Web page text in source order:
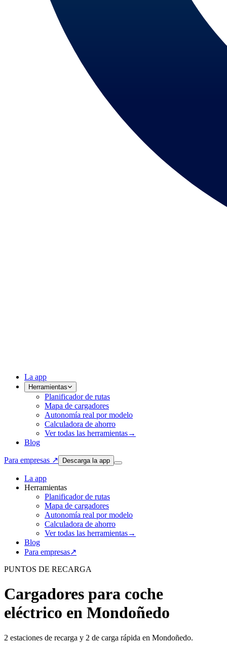
La app
Herramientas
Planificador de rutas
Mapa de cargadores
Autonomía real por modelo
Calculadora de ahorro
Ver todas las herramientas→
Blog
Para empresas ↗ Descarga la app
La app
Herramientas
Planificador de rutas
Mapa de cargadores
Autonomía real por modelo
Calculadora de ahorro
Ver todas las herramientas→
Blog
Para empresas↗
PUNTOS DE RECARGA
Cargadores para coche
eléctrico en Mondoñedo
2 estaciones de recarga y 2 de carga rápida en Mondoñedo.